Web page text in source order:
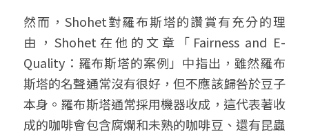
然而，Shohet對羅布斯塔的讚賞有充分的理
由，Shohet在他的文章「Fairness and E-
Quality：羅布斯塔的案例」中指出，雖然羅布
斯塔的名聲通常沒有很好，但不應該歸咎於豆子
本身。羅布斯塔通常採用機器收成，這代表著收
成的咖啡會包含腐爛和未熟的咖啡豆、還有昆蟲